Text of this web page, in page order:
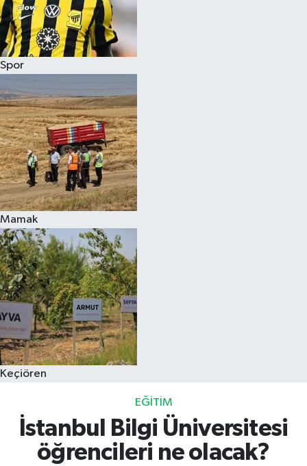
Spor
Mamak
Keçiören
EĞITIM
İstanbul Bilgi Üniversitesi
öğrencileri ne olacak?